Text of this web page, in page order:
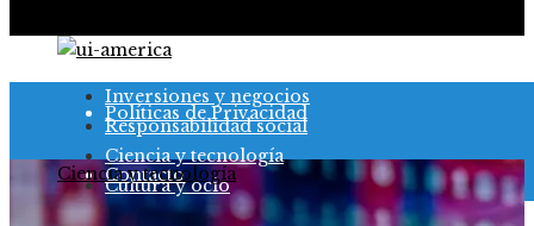
Quiénes somos
Políticas de Privacidad
Contacto
Inversiones y negocios
Responsabilidad social
Ciencia y tecnología
Cultura y ocio
Ciencia y tecnología